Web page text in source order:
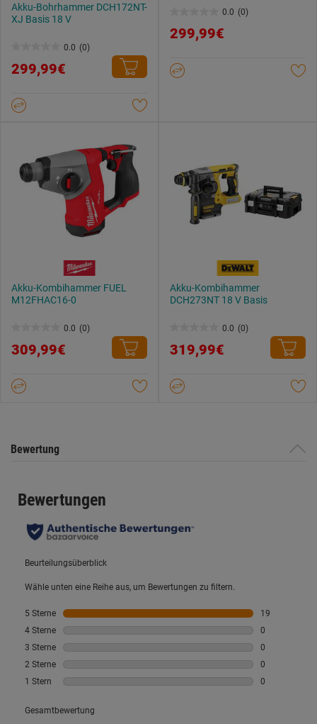
Akku-Bohrhammer DCH172NT-
XJ Basis 18 V
0.0 (0)
von
Sternen.
299,99€
0.0 (0)
von
Sternen.
299,99€
Akku-Kombihammer FUEL
M12FHAC16-0
0.0 (0)
von
Sternen.
309,99€
Akku-Kombihammer
DCH273NT 18 V Basis
0.0 (0)
von
Sternen.
319,99€
Bewertung